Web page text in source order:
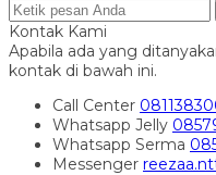
Kontak Kami
Apabila ada yang
kontak di bawah ini.
Call Center
Whatsapp Jelly
Whatsapp Serma
Messenger